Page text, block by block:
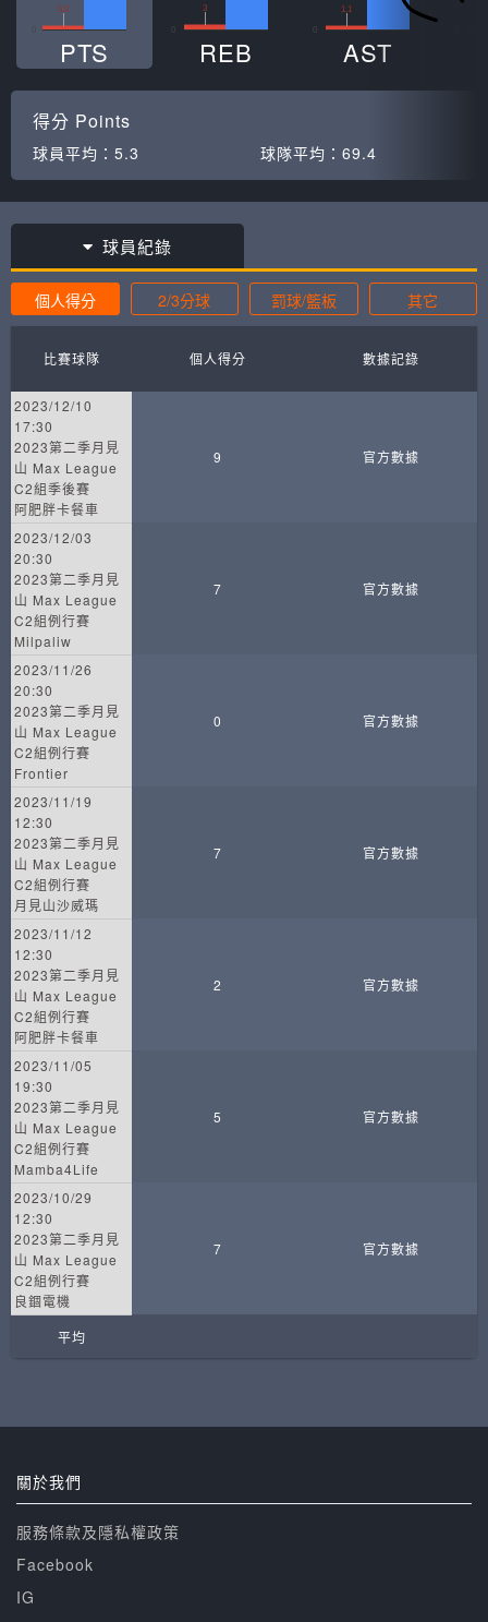
5.3
PTS
3
REB
1.1
AST
得分 Points
球員平均： 5.3 球隊平均： 69.4
球員紀錄
個人得分 2/3分球 罰球/籃板 其它
比賽球隊 個人得分 數據記錄
2023/12/10
17:30
2023第二季月見
山 Max League
C2組季後賽
阿肥胖卡餐車
9 官方數據
2023/12/03
20:30
2023第二季月見
山 Max League
C2組例行賽
Milpaliw
7 官方數據
2023/11/26
20:30
2023第二季月見
山 Max League
C2組例行賽
Frontier
0 官方數據
2023/11/19
12:30
2023第二季月見
山 Max League
C2組例行賽
月見山沙威瑪
7 官方數據
2023/11/12
12:30
2023第二季月見
山 Max League
C2組例行賽
阿肥胖卡餐車
2 官方數據
2023/11/05
19:30
2023第二季月見
山 Max League
C2組例行賽
Mamba4Life
5 官方數據
2023/10/29
12:30
2023第二季月見
山 Max League
C2組例行賽
良錮電機
7 官方數據
平均
關於我們
服務條款及隱私權政策
Facebook
IG